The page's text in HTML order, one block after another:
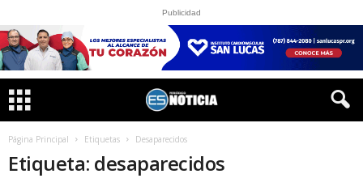
Publicidad
Página Principal Etiquetas Desaparecidos
Etiqueta: desaparecidos